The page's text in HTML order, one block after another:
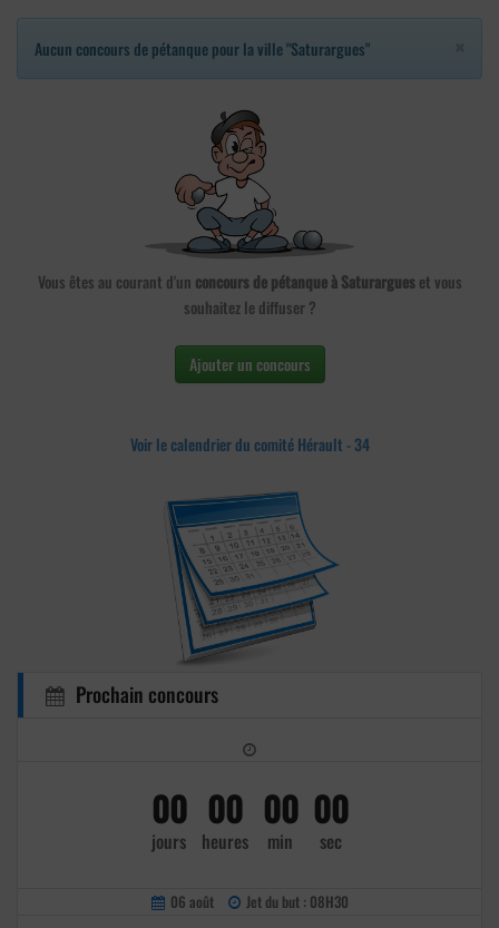
Aucun concours de pétanque pour la ville "Saturargues"
Vous êtes au courant d'un concours de pétanque à Saturargueset vous
souhaitez le diffuser ?
Ajouter un concours
Voir le calendrier du comité Hérault - 34
Prochain concours
00
jours
00
heures
00
min
00
sec
06 août Jet du but : 08H30